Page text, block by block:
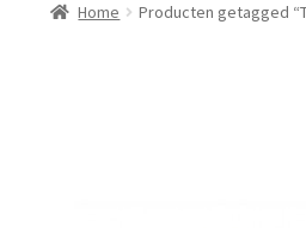
Home Producten getagged